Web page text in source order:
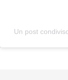
Un post